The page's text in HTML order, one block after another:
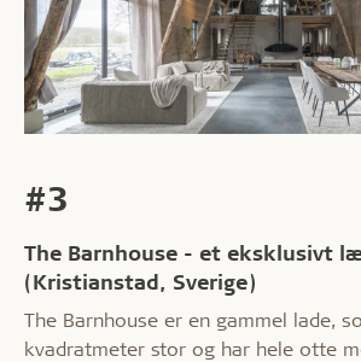
#3
The Barnhouse - et eksklusivt
(Kristianstad, Sverige)
The Barnhouse er en gammel lade,
kvadratmeter stor og har hele otte